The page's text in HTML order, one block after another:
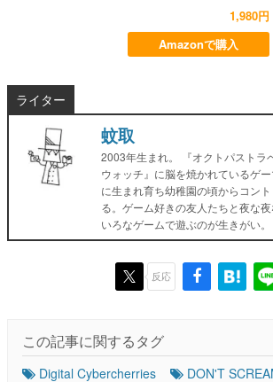
1,980円
Amazonで購入
ライター
蚊取
2003年生まれ。 『オクトパストラ
ウォッチ』に脳を焼かれているゲ
に生まれ育ち幼稚園の頃からコン
る。ゲーム好きの友人たちと夜な
いろなゲームで遊ぶのが生きがい。
反応
この記事に関するタグ
Digital Cybercherries DON'T